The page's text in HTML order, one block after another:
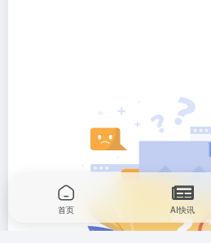
首页 AI快讯